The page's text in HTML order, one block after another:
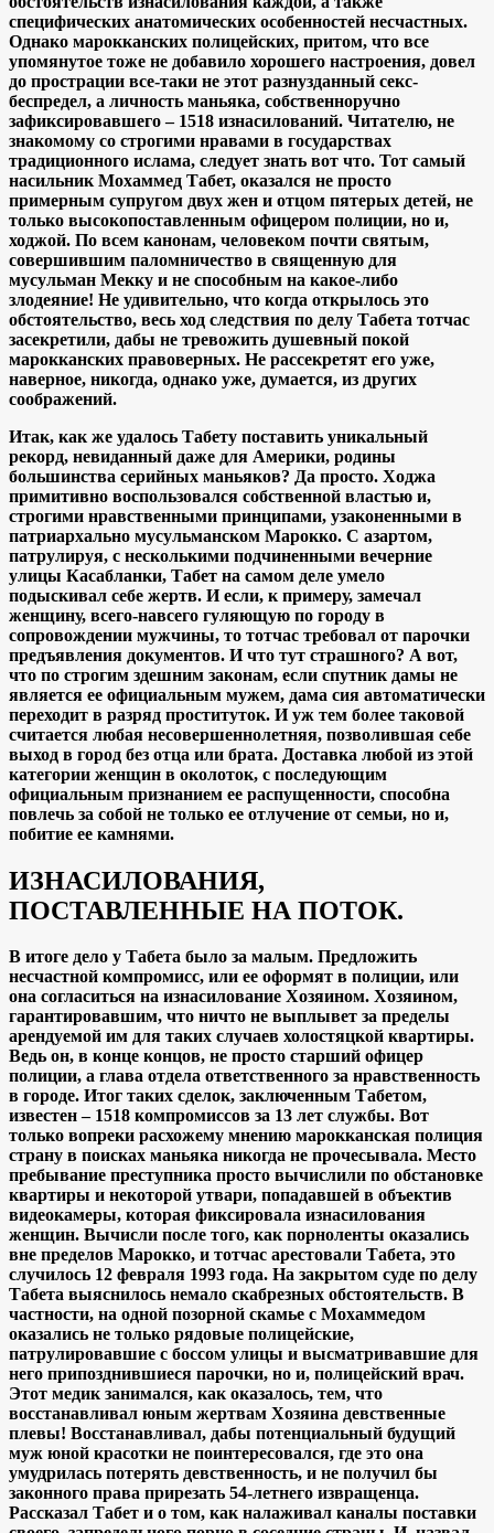
специфических анатомических особенностей несчастных.
Однако марокканских полицейских, притом, что все
упомянутое тоже не добавило хорошего настроения, довел
до прострации все-таки не этот разнузданный секс-
беспредел, а личность маньяка, собственноручно
зафиксировавшего – 1518 изнасилований. Читателю, не
знакомому со строгими нравами в государствах
традиционного ислама, следует знать вот что. Тот самый
насильник Мохаммед Табет, оказался не просто
примерным супругом двух жен и отцом пятерых детей, не
только высокопоставленным офицером полиции, но и,
ходжой. По всем канонам, человеком почти святым,
совершившим паломничество в священную для
мусульман Мекку и не способным на какое-либо
злодеяние! Не удивительно, что когда открылось это
обстоятельство, весь ход следствия по делу Табета тотчас
засекретили, дабы не тревожить душевный покой
марокканских правоверных. Не рассекретят его уже,
наверное, никогда, однако уже, думается, из других
соображений.
Итак, как же удалось Табету поставить уникальный
рекорд, невиданный даже для Америки, родины
большинства серийных маньяков? Да просто. Ходжа
примитивно воспользовался собственной властью и,
строгими нравственными принципами, узаконенными в
патриархально мусульманском Марокко. С азартом,
патрулируя, с несколькими подчиненными вечерние
улицы Касабланки, Табет на самом деле умело
подыскивал себе жертв. И если, к примеру, замечал
женщину, всего-навсего гуляющую по городу в
сопровождении мужчины, то тотчас требовал от парочки
предъявления документов. И что тут страшного? А вот,
что по строгим здешним законам, если спутник дамы не
является ее официальным мужем, дама сия автоматически
переходит в разряд проституток. И уж тем более таковой
считается любая несовершеннолетняя, позволившая себе
выход в город без отца или брата. Доставка любой из этой
категории женщин в околоток, с последующим
официальным признанием ее распущенности, способна
повлечь за собой не только ее отлучение от семьи, но и,
побитие ее камнями.
ИЗНАСИЛОВАНИЯ,
ПОСТАВЛЕННЫЕ НА ПОТОК.
В итоге дело у Табета было за малым. Предложить
несчастной компромисс, или ее оформят в полиции, или
она согласиться на изнасилование Хозяином. Хозяином,
гарантировавшим, что ничто не выплывет за пределы
арендуемой им для таких случаев холостяцкой квартиры.
Ведь он, в конце концов, не просто старший офицер
полиции, а глава отдела ответственного за нравственность
в городе. Итог таких сделок, заключенным Табетом,
известен – 1518 компромиссов за 13 лет службы. Вот
только вопреки расхожему мнению марокканская полиция
страну в поисках маньяка никогда не прочесывала. Место
пребывание преступника просто вычислили по обстановке
квартиры и некоторой утвари, попадавшей в объектив
видеокамеры, которая фиксировала изнасилования
женщин. Вычисли после того, как порноленты оказались
вне пределов Марокко, и тотчас арестовали Табета, это
случилось 12 февраля 1993 года. На закрытом суде по делу
Табета выяснилось немало скабрезных обстоятельств. В
частности, на одной позорной скамье с Мохаммедом
оказались не только рядовые полицейские,
патрулировавшие с боссом улицы и высматривавшие для
него припозднившиеся парочки, но и, полицейский врач.
Этот медик занимался, как оказалось, тем, что
восстанавливал юным жертвам Хозяина девственные
плевы! Восстанавливал, дабы потенциальный будущий
муж юной красотки не поинтересовался, где это она
умудрилась потерять девственность, и не получил бы
законного права прирезать 54-летнего извращенца.
Рассказал Табет и о том, как налаживал каналы поставки